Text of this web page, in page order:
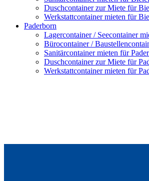
Duschcontainer zur Miete für
Werkstattcontainer mieten für
Paderborn
Lagercontainer / Seecontainer
Bürocontainer /
Sanitärcontainer mieten für
Duschcontainer zur Miete für
Werkstattcontainer mieten für